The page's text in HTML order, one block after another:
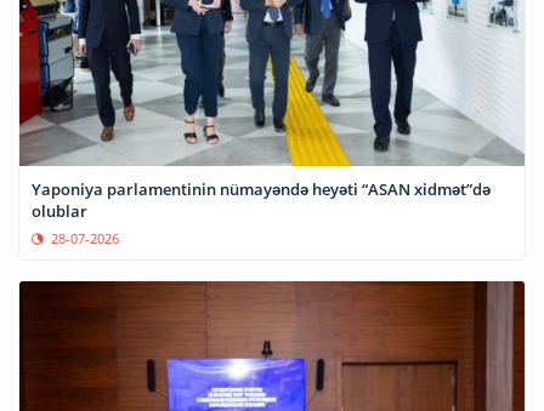
Yaponiya parlamentinin nümayəndə heyəti “ASAN xidmət”də
olublar
28-07-2026